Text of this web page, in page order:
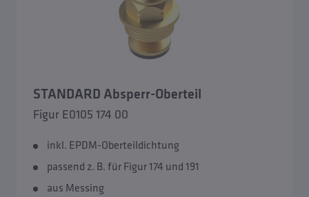
Ersatzteile Schmutzfänger
Handräder und Dichtungen
STANDARD Absperr-Oberteil
Figur E0105 174 00
inkl. EPDM-Oberteildichtung
passend z. B. für Figur 174 und 191
aus Messing